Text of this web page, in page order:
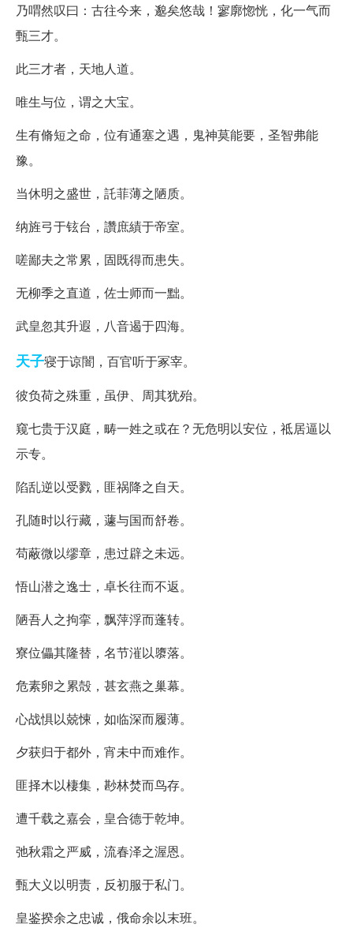
乃喟然叹曰：古往今来，邈矣悠哉！寥廓惚恍，化一气而
甄三才。
此三才者，天地人道。
唯生与位，谓之大宝。
生有脩短之命，位有通塞之遇，鬼神莫能要，圣智弗能
豫。
当休明之盛世，託菲薄之陋质。
纳旌弓于铉台，讚庶績于帝室。
嗟鄙夫之常累，固既得而患失。
无柳季之直道，佐士师而一黜。
武皇忽其升遐，八音遏于四海。
天子寝于谅闇，百官听于冢宰。
彼负荷之殊重，虽伊、周其犹殆。
窥七贵于汉庭，畴一姓之或在？无危明以安位，祗居逼以
示专。
陷乱逆以受戮，匪祸降之自天。
孔随时以行藏，蘧与国而舒卷。
苟蔽微以缪章，患过辟之未远。
悟山潜之逸士，卓长往而不返。
陋吾人之拘挛，飘萍浮而蓬转。
寮位儡其隆替，名节漼以隳落。
危素卵之累殻，甚玄燕之巢幕。
心战惧以兢悚，如临深而履薄。
夕获归于都外，宵未中而难作。
匪择木以棲集，尠林焚而鸟存。
遭千载之嘉会，皇合德于乾坤。
弛秋霜之严威，流春泽之渥恩。
甄大义以明责，反初服于私门。
皇鉴揆余之忠诚，俄命余以末班。